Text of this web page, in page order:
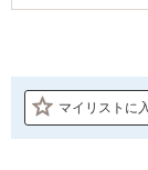
マイリストに